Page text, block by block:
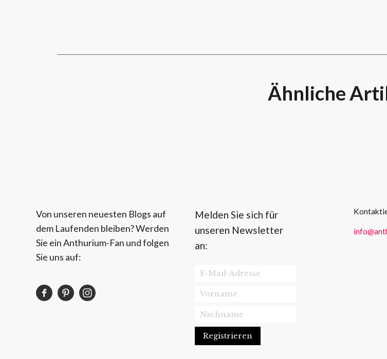
Ähnliche
Von unseren neuesten Blogs auf
dem Laufenden bleiben? Werden
Sie ein Anthurium-Fan und folgen
Sie uns auf:
Melden Sie sich für
unseren Newsletter
an: